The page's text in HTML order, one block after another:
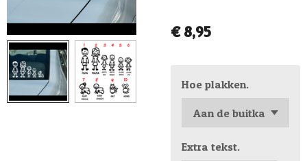
€ 8,95
Hoe plakken.
Extra tekst.